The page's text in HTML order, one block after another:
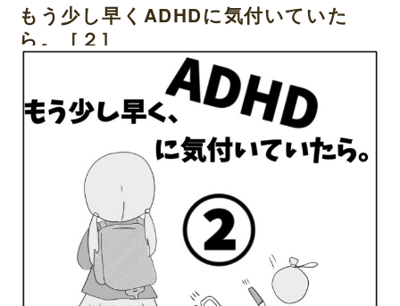
もう少し早くADHDに気付いていた
ら。［２］